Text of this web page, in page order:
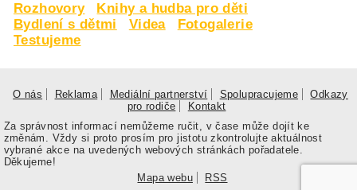
Rozhovory
Knihy a hudba pro děti
Bydlení s dětmi
Videa
Fotogalerie
Testujeme
O nás Reklama Mediální partnerství Spolupracujeme
Odkazy
pro rodiče
Kontakt
Za správnost informací nemůžeme ručit, v čase může dojít ke
změnám. Vždy si proto prosím pro jistotu zkontrolujte aktuálnost
vybrané akce na uvedených webových stránkách pořadatele.
Děkujeme!
Mapa webu
RSS